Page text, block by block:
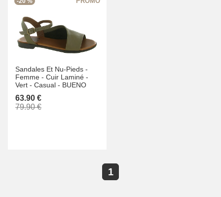
Sandales Et Nu-Pieds -
Femme - Cuir Laminé -
Vert - Casual - BUENO
63.90 €
79.90 €
1